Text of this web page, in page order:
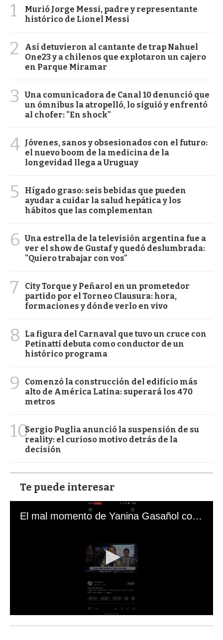
1
Murió Jorge Messi, padre y representante
histórico de Lionel Messi
2
Así detuvieron al cantante de trap Nahuel
One23 y a chilenos que explotaron un cajero
en Parque Miramar
3
Una comunicadora de Canal 10 denunció que
un ómnibus la atropelló, lo siguió y enfrentó
al chofer: "En shock"
4 Jóvenes, sanos y obsesionados con el futuro:
el nuevo boom de la medicina de la
longevidad llega a Uruguay
5
Hígado graso: seis bebidas que pueden
ayudar a cuidar la salud hepática y los
hábitos que las complementan
6 Una estrella de la televisión argentina fue a
ver el show de Gustaf y quedó deslumbrada:
"Quiero trabajar con vos"
7
City Torque y Peñarol en un prometedor
partido por el Torneo Clausura: hora,
formaciones y dónde verlo en vivo
8
La figura del Carnaval que tuvo un cruce con
Petinatti debuta como conductor de un
histórico programa
9
Comenzó la construcción del edificio más
alto de América Latina: superará los 470
metros
10Sergio Puglia anunció la suspensión de su
reality: el curioso motivo detrás de la
decisión
Te puede interesar
El mal momento de Yanina Gasañol con un hincha argentino en "Subrayado"
s